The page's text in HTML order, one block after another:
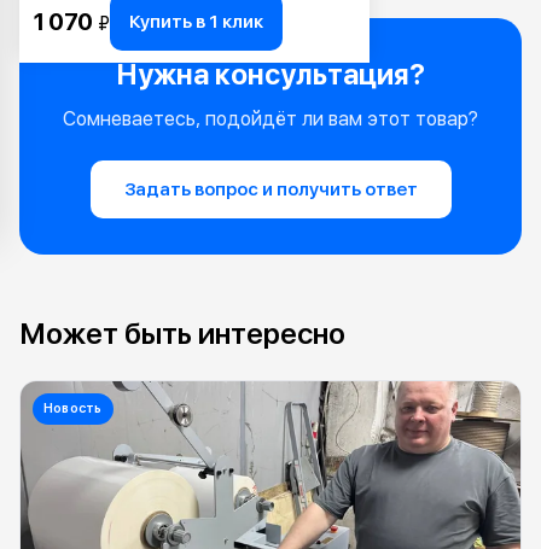
1 070 ₽ Купить в 1 клик
Нужна консультация?
Сомневаетесь, подойдёт ли вам этот товар?
Задать вопрос и получить ответ
Может быть интересно
Новость